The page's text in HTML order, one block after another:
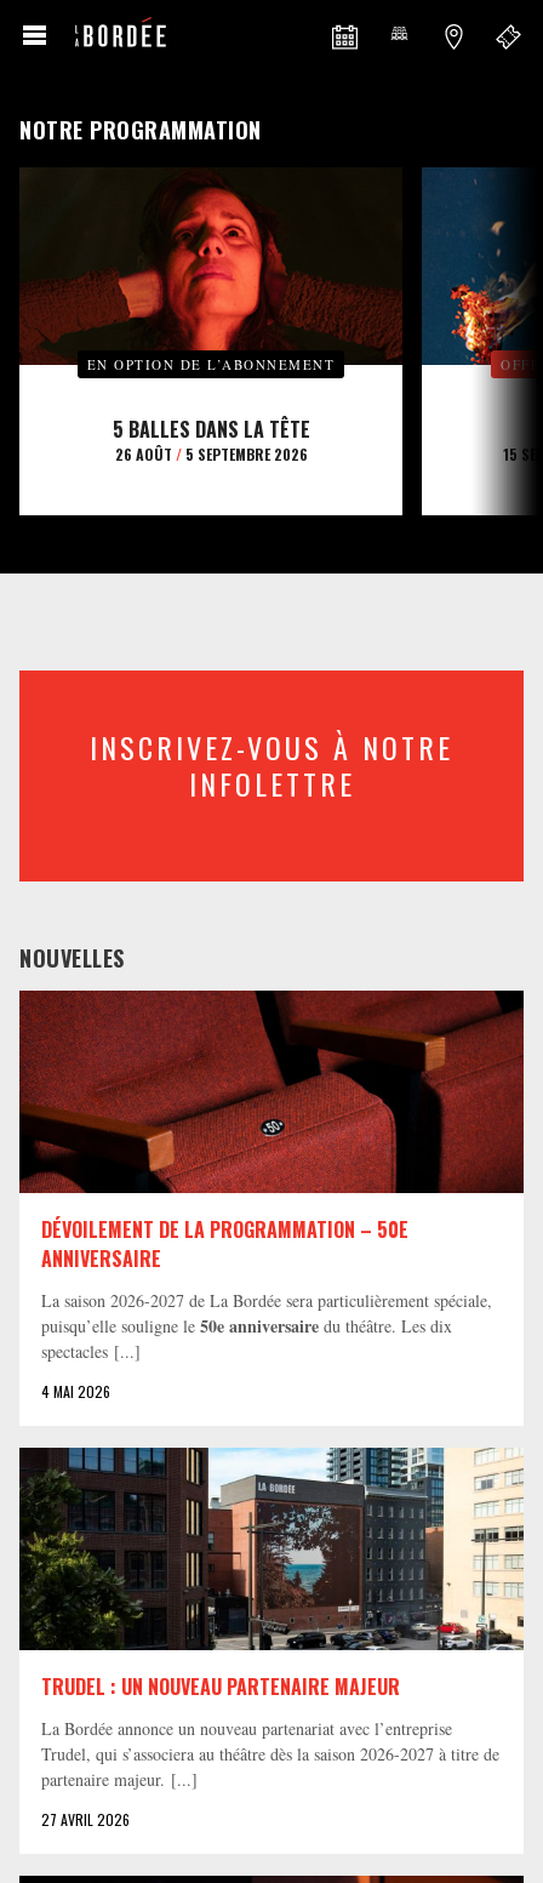
NOTRE PROGRAMMATION
EN OPTION DE L’ABONNEMENT
5 BALLES DANS LA TÊTE
26 AOÛT /5 SEPTEMBRE 2026 15
INSCRIVEZ-VOUS À NOTRE
INFOLETTRE
NOUVELLES
DÉVOILEMENT DE LA PROGRAMMATION – 50E
ANNIVERSAIRE
La saison 2026-2027 de La Bordée sera particulièrement spéciale,
puisqu’elle souligne le 50e anniversaire du théâtre. Les dix
spectacles [...]
4 MAI 2026
TRUDEL : UN NOUVEAU PARTENAIRE MAJEUR
La Bordée annonce un nouveau partenariat avec l’entreprise
Trudel, qui s’associera au théâtre dès la saison 2026-2027 à titre de
partenaire majeur. [...]
27 AVRIL 2026